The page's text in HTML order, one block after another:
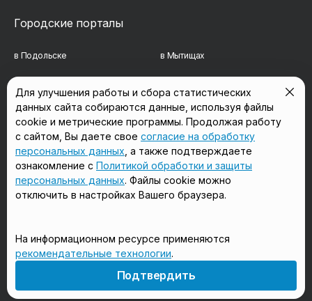
Городские порталы
в Подольске в Мытищах
в Реутове
в Сергиевом Посаде в Люберцах
в Красногорске в Королёве
в Домодедово в Щёлково
18+
Мы в соцсетях
Для улучшения работы и сбора статистических
данных сайта собираются данные, используя файлы
cookie и метрические программы. Продолжая работу
с сайтом, Вы даете свое согласие на обработку
персональных данных , а также подтверждаете
ознакомление с Политикой обработки и защиты
персональных данных. Файлы cookie можно
отключить в настройках Вашего браузера.
На информационном ресурсе применяются
рекомендательные технологии.
Подтвердить